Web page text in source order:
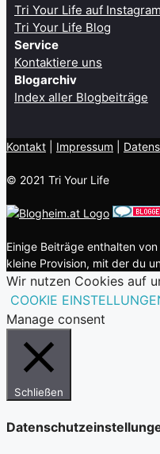
Tri Your Life auf Instagram
Tri Your Life Blog
Service
Kontaktiere uns
Blogarchiv
Index aller Blogbeiträge
Kontakt Impressum
© 2021 Tri Your Life
Einige Beiträge enthalten
kleine Provision, mit der du
Wir nutzen Cookies auf
COOKIE
Manage consent
Schließen